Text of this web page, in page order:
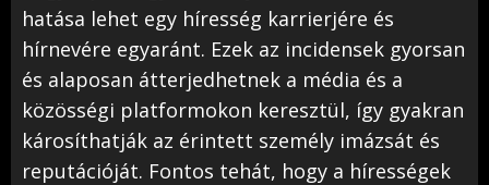
hatása lehet egy híresség karrierjére és
hírnevére egyaránt. Ezek az incidensek gyorsan
és alaposan átterjedhetnek a média és a
közösségi platformokon keresztül, így gyakran
károsíthatják az érintett személy imázsát és
reputációját. Fontos tehát, hogy a hírességek